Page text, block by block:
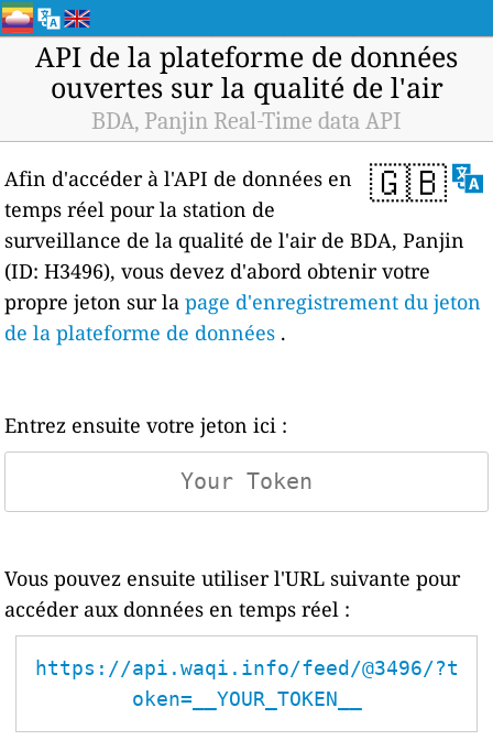
API de la plateforme de données
ouvertes sur la qualité de l'air
BDA, Panjin Real-Time data API
🇬🇧
Afin d'accéder à l'API de données en
temps réel pour la station de
surveillance de la qualité de l'air de BDA, Panjin
(ID: H3496), vous devez d'abord obtenir votre
propre jeton sur lapage d'enregistrement du jeton
de la plateforme de données .
Entrez ensuite votre jeton ici :
Vous pouvez ensuite utiliser l'URL suivante pour
accéder aux données en temps réel :
https://api.waqi.info/feed/@3496/?t
oken=__YOUR_TOKEN__